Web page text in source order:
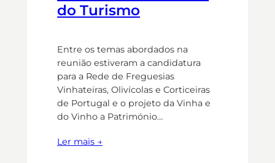
do Turismo
Entre os temas abordados na
reunião estiveram a candidatura
para a Rede de Freguesias
Vinhateiras, Olivícolas e Corticeiras
de Portugal e o projeto da Vinha e
do Vinho a Património…
Ler mais →